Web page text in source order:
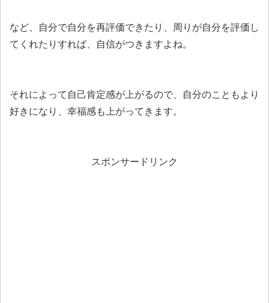
など、自分で自分を再評価できたり、周りが自分を評価し
てくれたりすれば、自信がつきますよね。
それによって自己肯定感が上がるので、自分のこともより
好きになり、幸福感も上がってきます。
スポンサードリンク